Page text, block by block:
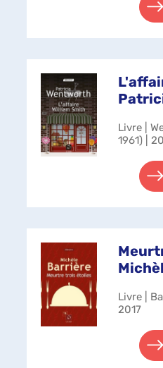
Livre |
1961) |
Livre |
2017